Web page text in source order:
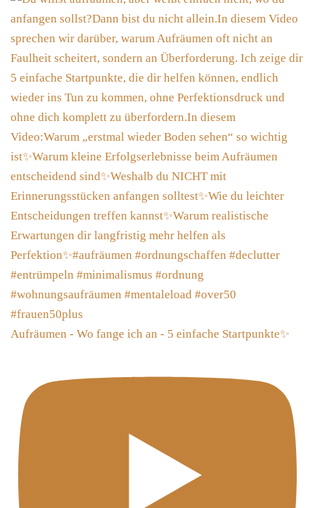
Aufräumen - Wo fange ich an - 5 einfache Startpunkte✨